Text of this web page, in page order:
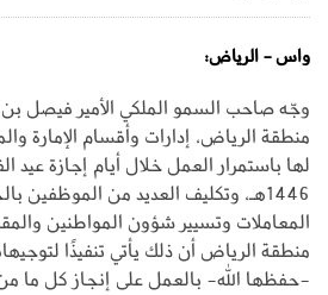
واس - الرياض:
وجّه صاحب السمو الملكي الأمير فيصل بن
منطقة الرياض، إدارات وأقسام الإمارة
لها باستمرار العمل خلال أيام إجازة عيد
1446هـ، وتكليف العديد من الموظفين
المعاملات وتسيير شؤون المواطنين
منطقة الرياض أن ذلك يأتي تنفيذًا
-حفظها الله- بالعمل على إنجاز كل ما